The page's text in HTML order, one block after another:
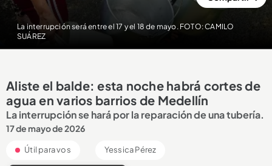
La interrupción será entre el 17 y el 18 de mayo. FOTO: CAMILO
SUÁREZ
Aliste el balde: esta noche habrá cortes de
agua en varios barrios de Medellín
La interrupción se hará por la reparación de una tubería.
17 de mayo de 2026
Útil para vos Yessica Pérez